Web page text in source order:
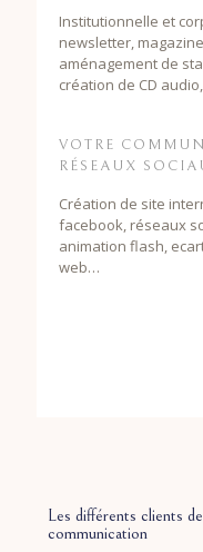
Institutionnelle et
newsletter,
aménagement de
création de CD
VOTRE
RÉSEAUX
Création de site
facebook, réseaux
animation flash,
web…
Les différents clients
communication